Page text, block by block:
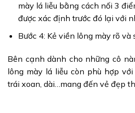
mày lá liễu bằng cách nối 3
được xác định trước đó lại với
Bước 4: Kẻ viền lông mày rõ và
Bên cạnh dành cho những cô
lông mày lá liễu còn phù hợp
trái xoan, dài…mang đến vẻ đẹp